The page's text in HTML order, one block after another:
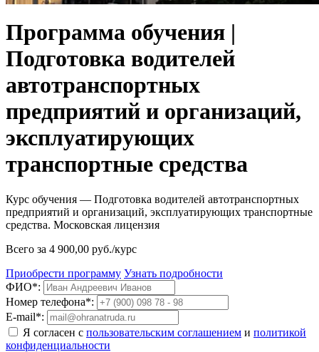
Программа обучения |
Подготовка водителей
автотранспортных
предприятий и организаций,
эксплуатирующих
транспортные средства
Курс обучения — Подготовка водителей автотранспортных
предприятий и организаций, эксплуатирующих транспортные
средства. Московская лицензия
Всего за 4 900,00 руб./курс
Приобрести программу Узнать подробности
ФИО*:
Номер телефона*:
E-mail*:
Я согласен с пользовательским соглашением и политикой
конфиденциальности